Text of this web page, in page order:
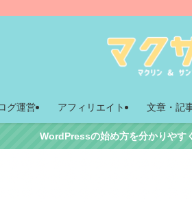
グ運営 アフィリエイト 文章・記
WordPressの始め方を分かりやす